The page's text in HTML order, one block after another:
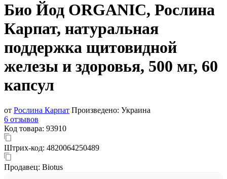
Био Йод ORGANIC, Рослина
Карпат, натуральная
поддержка щитовидной
железы и здоровья, 500 мг, 60
капсул
от Рослина Карпат Произведено: Украина
6 отзывов
Код товара: 93910
Штрих-код: 4820064250489
Продавец: Biotus